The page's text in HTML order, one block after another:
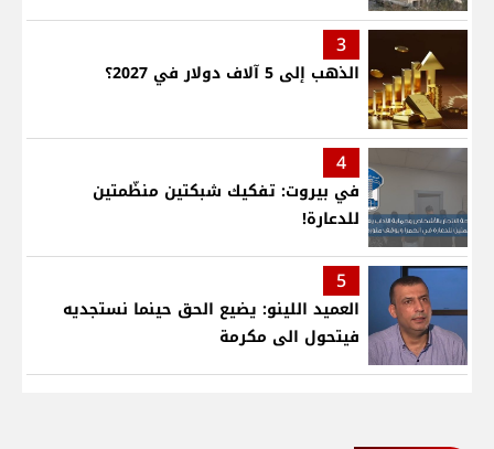
3
الذهب إلى 5 آلاف دولار في 2027؟
4
في بيروت: تفكيك شبكتين منظّمتين
للدعارة!
5
العميد اللينو: يضيع الحق حينما نستجديه
فيتحول الى مكرمة